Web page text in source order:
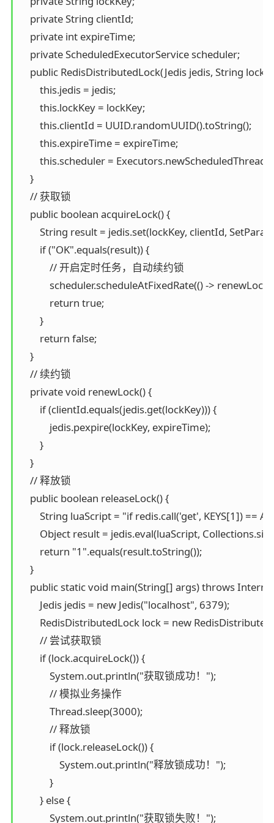
    private String clientId;
    private int expireTime;
    private ScheduledExecutorService scheduler;
public RedisDistributedLock(Jedis jedis, String
        this.jedis = jedis;
        this.lockKey = lockKey;
        this.clientId = UUID.randomUUID().toString();
        this.expireTime = expireTime;
this.scheduler =
    }
    // 获取锁
    public boolean acquireLock() {
String result = jedis.set(lockKey, clientId,
        if ("OK".equals(result)) {
            // 开启定时任务，自动续约锁
scheduler.scheduleAtFixedRate(() ->
            return true;
        }
        return false;
    }
    // 续约锁
    private void renewLock() {
        if (clientId.equals(jedis.get(lockKey))) {
            jedis.pexpire(lockKey, expireTime);
        }
    }
    // 释放锁
    public boolean releaseLock() {
String luaScript = "if redis.call('get', KEYS[1])
Object result = jedis.eval(luaScript,
        return "1".equals(result.toString());
    }
public static void main(String[] args) throws
        Jedis jedis = new Jedis("localhost", 6379);
RedisDistributedLock lock = new
        // 尝试获取锁
        if (lock.acquireLock()) {
            System.out.println("获取锁成功！");
            // 模拟业务操作
            Thread.sleep(3000);
            // 释放锁
            if (lock.releaseLock()) {
                System.out.println("释放锁成功！");
            }
        } else {
            System.out.println("获取锁失败！");